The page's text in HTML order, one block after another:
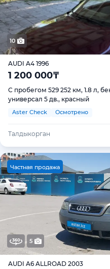
10
AUDI A4 1996
1 200 000₸
С пробегом 529 252 км, 1.8 л,
универсал 5 дв., красный
Aster Check Осмотрено
Талдыкорган
Частная продажа
5
AUDI A6 ALLROAD 2003